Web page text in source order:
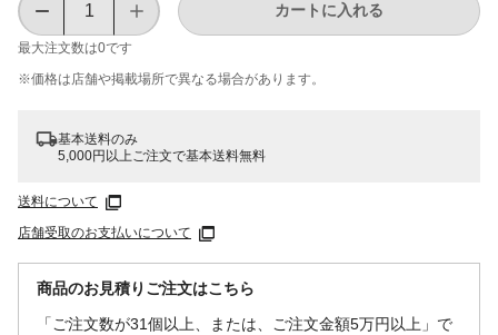
最大注文数は0です
カートに入れる
※価格は​店舗や​掲載場所で​異なる​場合が​あります。
基本送料のみ
5,000円以上ご注文で基本送料無料
送料について
店舗受取のお支払いについて
商品のお見積りご注文はこちら
「ご注文数が31個以上、または、ご注文金額5万円以上」で